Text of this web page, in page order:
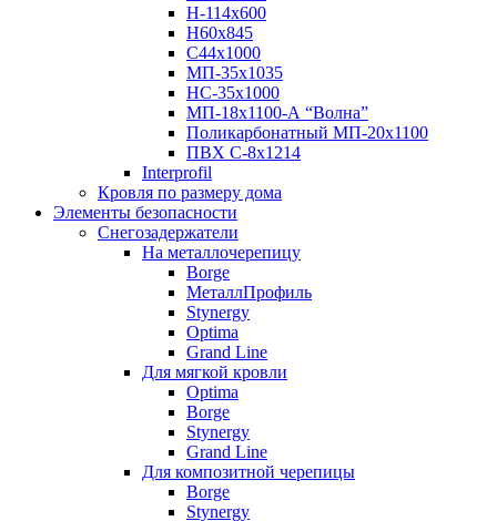
Н-114х600
Н60х845
С44х1000
МП-35х1035
НС-35х1000
МП-18х1100-А “Волна”
Поликарбонатный МП-20х1100
ПВХ С-8х1214
Interprofil
Кровля по размеру дома
Элементы безопасности
Снегозадержатели
На металлочерепицу
Borge
МеталлПрофиль
Stynergy
Optima
Grand Line
Для мягкой кровли
Optima
Borge
Stynergy
Grand Line
Для композитной черепицы
Borge
Stynergy